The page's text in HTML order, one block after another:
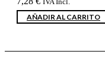
AÑADIR AL CARRITO